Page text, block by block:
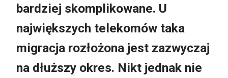
bardziej skomplikowane. U
największych telekomów taka
migracja rozłożona jest zazwyczaj
na dłuższy okres. Nikt jednak nie